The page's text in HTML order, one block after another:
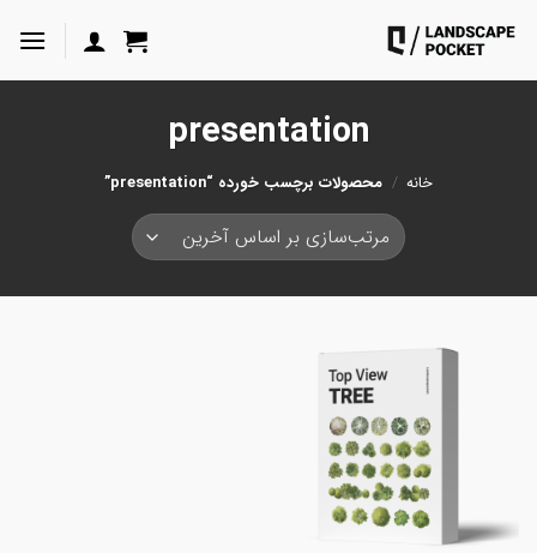
محتوا
بروید
presentation
خانه / محصولات برچسب خورده “presentation”